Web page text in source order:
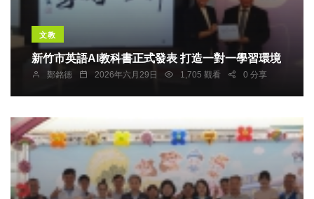
文教
新竹市英語AI教科書正式發表 打造一對一學習環境
鄭銘德 2026年六月29日 1,705 觀看 0 分享